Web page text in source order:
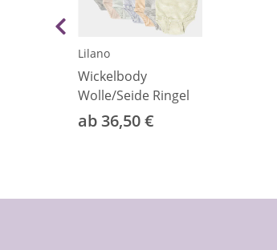
Lilano
Wickelbody
Wolle/Seide Ringel
ab 36,50 €